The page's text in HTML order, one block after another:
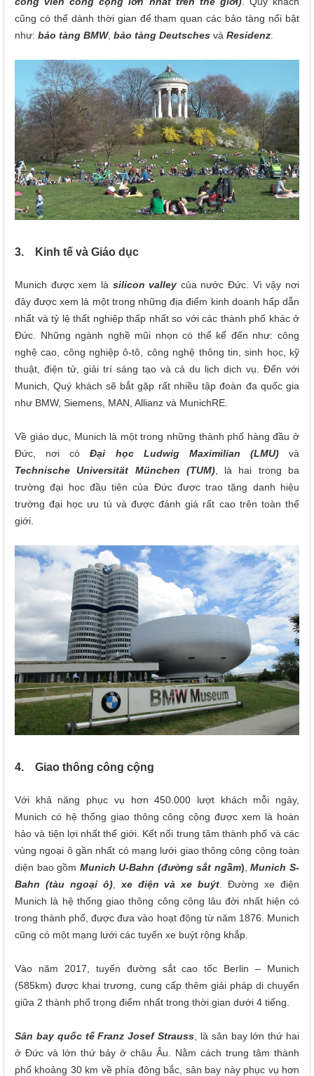
cũng có thể dành thời gian để tham quan các bảo tàng nổi bật
như: bảo tàng BMW, bảo tàng Deutsches và Residenz
3. Kinh tế và Giáo dục
Munich được xem là silicon valley của nước Đức. Vì vậy nơi
đây được xem là một trong những địa điểm kinh doanh hấp dẫn
nhất và tỷ lệ thất nghiệp thấp nhất so với các thành phố khác ở
Đức. Những ngành nghề mũi nhọn có thể kể đến như: công
nghệ cao, công nghiệp ô-tô, công nghệ thông tin, sinh học, kỹ
thuật, điện tử, giải trí sáng tạo và cả du lịch dịch vụ. Đến với
Munich, Quý khách sẽ bắt gặp rất nhiều tập đoàn đa quốc gia
như BMW, Siemens, MAN, Allianz và MunichRE.
Về giáo dục, Munich là một trong những thành phố hàng đầu ở
Đức, nơi cóĐại học Ludwig Maximilian (LMU)và
Technische Universität München (TUM), là hai trong ba
trường đại học đầu tiên của Đức được trao tặng danh hiệu
trường đại học ưu tú và được đánh giá rất cao trên toàn thế
giới.
4. Giao thông công cộng
Với khả năng phục vụ hơn 450.000 lượt khách mỗi ngày,
Munich có hệ thống giao thông công cộng được xem là hoàn
hảo và tiện lợi nhất thế giới. Kết nối trung tâm thành phố và các
vùng ngoại ô gần nhất có mạng lưới giao thông công cộng toàn
diện bao gồm Munich U-Bahn (đường sắt ngầm) ,Munich S-
Bahn (tàu ngoại ô), xe điện và xe buýt . Đường xe điện
Munich là hệ thống giao thông công cộng lâu đời nhất hiện có
trong thành phố, được đưa vào hoạt động từ năm 1876. Munich
cũng có một mạng lưới các tuyến xe buýt rộng khắp.
Vào năm 2017, tuyến đường sắt cao tốc Berlin – Munich
(585km) được khai trương, cung cấp thêm giải pháp di chuyển
giữa 2 thành phố trọng điểm nhất trong thời gian dưới 4 tiếng.
Sân bay quốc tế Franz Josef Strauss , là sân bay lớn thứ hai
ở Đức và lớn thứ bảy ở châu Âu. Nằm cách trung tâm thành
phố khoảng 30 km về phía đông bắc, sân bay này phục vụ hơn